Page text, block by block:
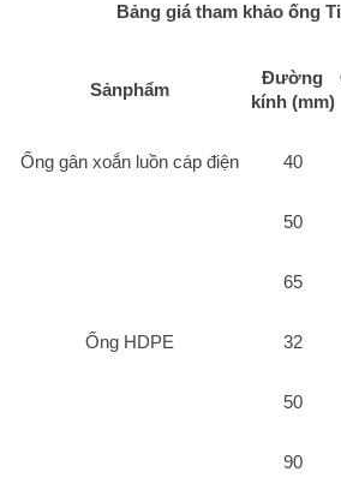
Bảng giá tham khảo ống
Sảnphẩm
Đường
kính (mm)
Ống gân xoắn luồn cáp điện 40
50
65
Ống HDPE 32
50
90